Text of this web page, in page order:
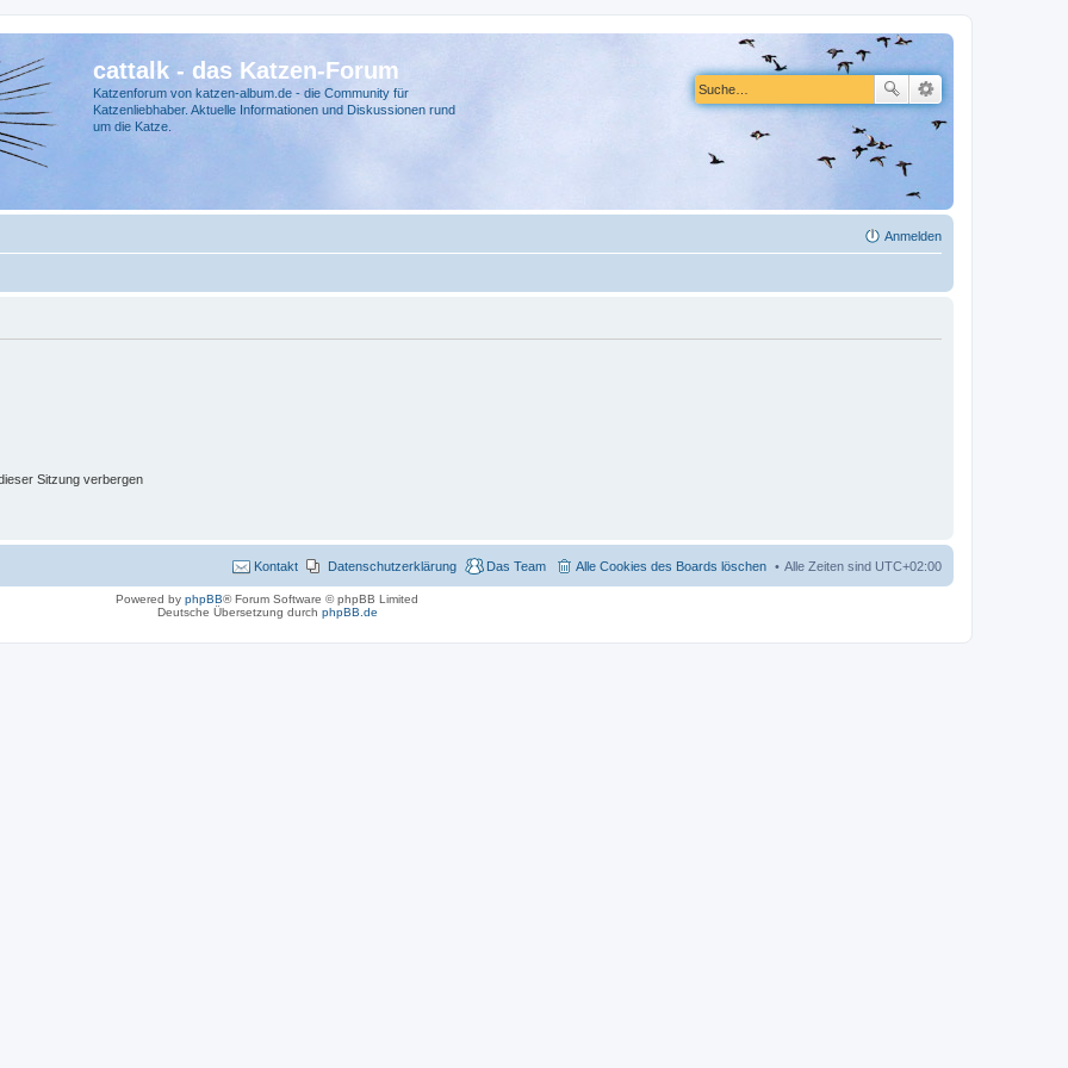
cattalk - das Katzen-Forum
Katzenforum von katzen-album.de - die Community für
Katzenliebhaber. Aktuelle Informationen und Diskussionen rund
um die Katze.
Anmelden
Sitzung verbergen
Alle Zeiten sind UTC+02:00
Alle Cookies des Boards löschen
Das Team
Datenschutzerklärung
Kontakt
Powered by phpBB® Forum Software © phpBB Limited
Deutsche Übersetzung durch phpBB.de